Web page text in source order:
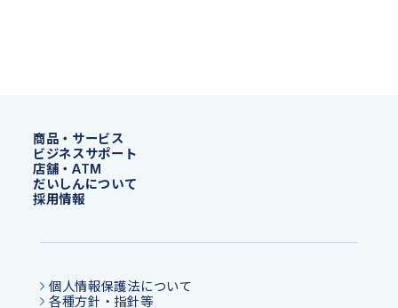
商品・サービス
ビジネスサポート
店舗・ATM
だいしんについて
採用情報
個人情報保護法について
各種方針・指針等